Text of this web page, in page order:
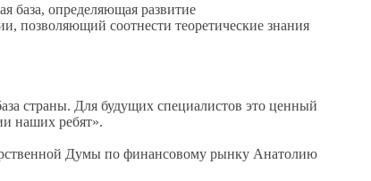
база, определяющая развитие
позволяющий соотнести теоретические знания
страны. Для будущих специалистов это ценный
наших ребят».
Думы по финансовому рынку Анатолию